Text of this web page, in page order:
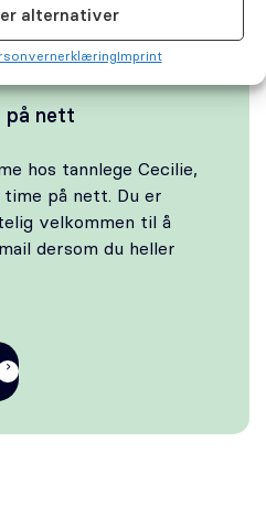
alternativer
Imprint
på nett
hos tannlege Cecilie,
på nett. Du er
velkommen til å
dersom du heller